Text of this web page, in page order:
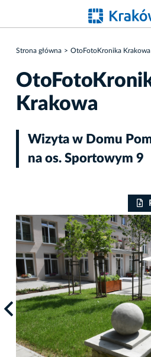
Strona główna OtoFotoKronika Krakowa
Krakowa
Wizyta w Domu
na os. Sportowym 9